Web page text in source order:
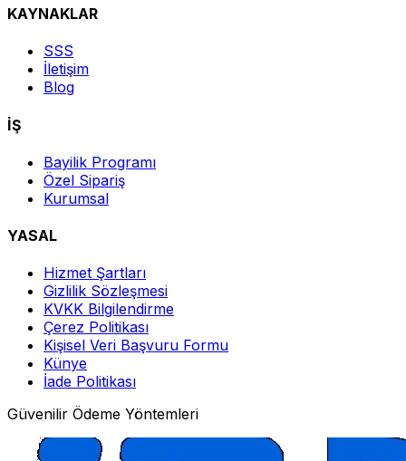
KAYNAKLAR
SSS
İletişim
Blog
İŞ
Bayilik Programı
Özel Sipariş
Kurumsal
YASAL
Hizmet Şartları
Gizlilik Sözleşmesi
KVKK Bilgilendirme
Çerez Politikası
Kişisel Veri Başvuru Formu
Künye
İade Politikası
Güvenilir Ödeme Yöntemleri